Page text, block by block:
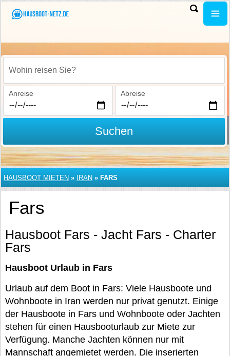
Wohin reisen Sie?
Anreise Abreise
Suchen
HAUSBOOT MIETEN » IRAN » FARS
Fars
Hausboot Fars - Jacht Fars - Charter
Fars
Hausboot Urlaub in Fars
Urlaub auf dem Boot in Fars: Viele Hausboote und
Wohnboote in Iran werden nur privat genutzt. Einige
der Hausboote in Fars und Wohnboote oder Jachten
stehen für einen Hausbooturlaub zur Miete zur
Verfügung. Manche Jachten können nur mit
Mannschaft angemietet werden. Die inserierten